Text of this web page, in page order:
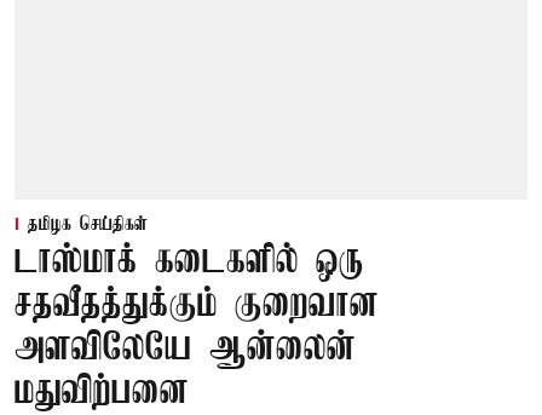
தமிழக செய்திகள்
டாஸ்மாக் கடைகளில் ஒரு
சதவீதத்துக்கும் குறைவான
அளவிலேயே ஆன்லைன்
மதுவிற்பனை